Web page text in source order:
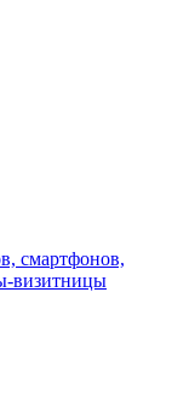
смартфонов,
визитницы